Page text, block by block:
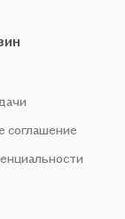
соглашение